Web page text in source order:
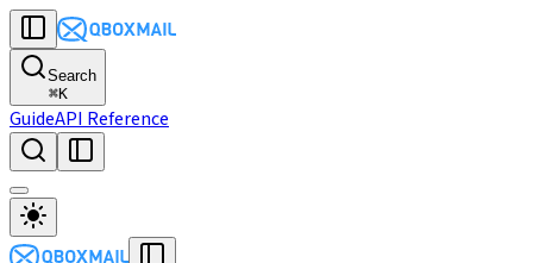
Search
⌘K
GuideAPI Reference